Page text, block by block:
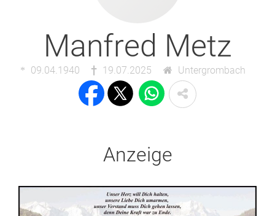
Manfred Metz
09.04.1940 19.07.2025 Untergrombach
Anzeige